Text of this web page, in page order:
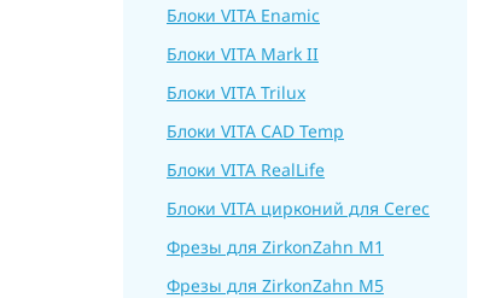
Блоки VITA Enamic
Блоки VITA Mark II
Блоки VITA Trilux
Блоки VITA CAD Temp
Блоки VITA RealLife
Блоки VITA цирконий для Cerec
Фрезы для ZirkonZahn M1
Фрезы для ZirkonZahn M5